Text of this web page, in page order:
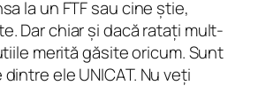
la un FTF sau cine știe,
Dar chiar și dacă ratați mult-
merită găsite oricum. Sunt
dintre ele UNICAT. Nu veți